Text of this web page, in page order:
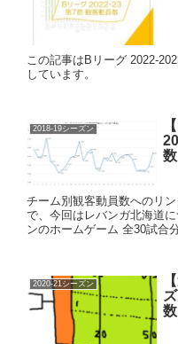
この記事はBリーグ 2022-
しています。
2018-19シーズン
数
チーム別観客動員数へのリ
で、今回はレバンガ北海道
ンのホームゲーム 全30試合
2020-21シーズン